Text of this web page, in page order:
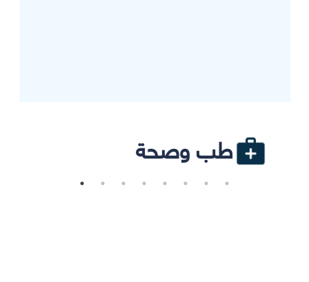
طب وصحة